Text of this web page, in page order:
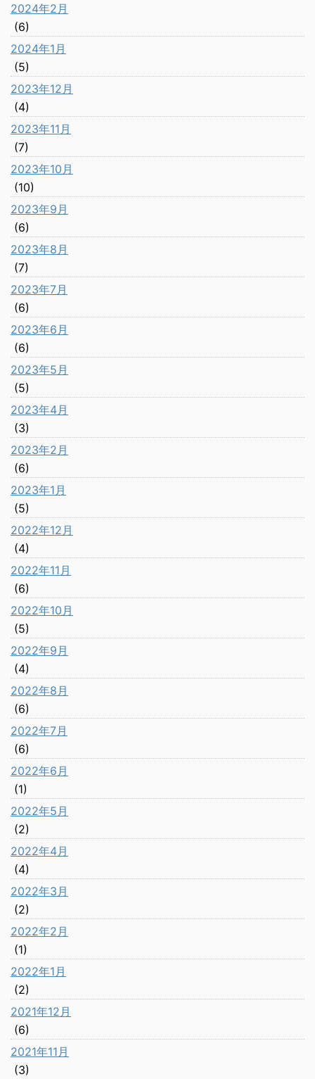
2024年2月
(6)
2024年1月
(5)
2023年12月
(4)
2023年11月
(7)
2023年10月
(10)
2023年9月
(6)
2023年8月
(7)
2023年7月
(6)
2023年6月
(6)
2023年5月
(5)
2023年4月
(3)
2023年2月
(6)
2023年1月
(5)
2022年12月
(4)
2022年11月
(6)
2022年10月
(5)
2022年9月
(4)
2022年8月
(6)
2022年7月
(6)
2022年6月
(1)
2022年5月
(2)
2022年4月
(4)
2022年3月
(2)
2022年2月
(1)
2022年1月
(2)
2021年12月
(6)
2021年11月
(3)